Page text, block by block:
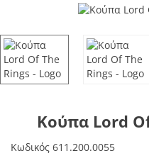
Κούπα Lord
Κωδικός 611.200.0055